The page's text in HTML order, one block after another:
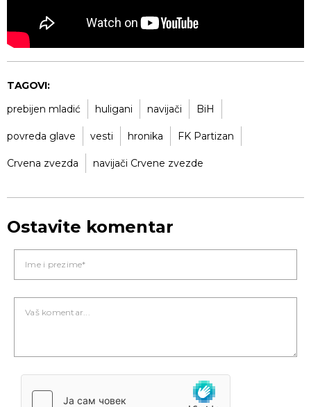
TAGOVI:
prebijen mladić
huligani navijači BiH
povreda glave vesti hronika FK Partizan
Crvena zvezda navijači Crvene zvezde
Ostavite komentar